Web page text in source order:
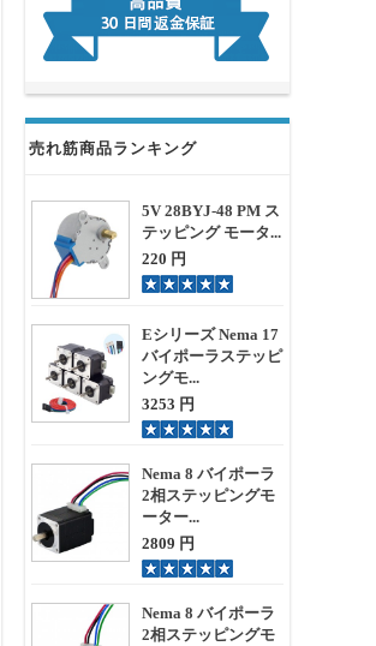
売れ筋商品ランキング
5V 28BYJ-48 PM ス
テッピング モータ...
220 円
Eシリーズ Nema 17
バイポーラステッピ
ングモ...
3253 円
Nema 8 バイポーラ
2相ステッピングモ
ーター...
2809 円
Nema 8 バイポーラ
2相ステッピングモ